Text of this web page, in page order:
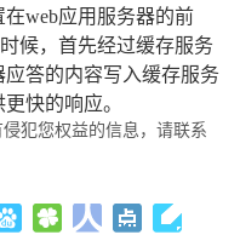
web应用服务器的前
候，首先经过缓存服务
答的内容写入缓存服务
快的响应。
犯您权益的信息，请联系